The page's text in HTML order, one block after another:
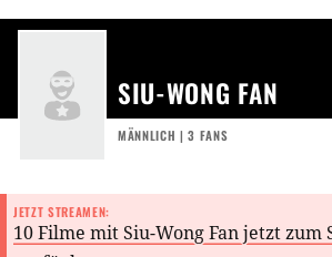
SIU-WONG FAN
MÄNNLICH | 3 FANS
JETZT STREAMEN:
10 Filme mit Siu-Wong Fan jetzt zum